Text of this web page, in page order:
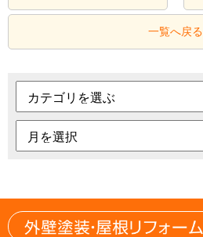
一覧へ戻る